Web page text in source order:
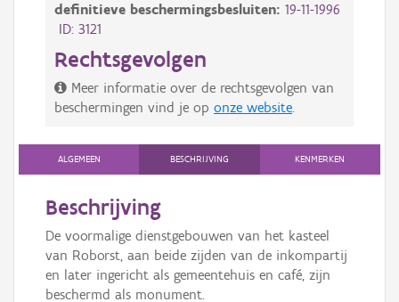
definitieve beschermingsbesluiten: 19-11-1996
ID: 3121
Rechtsgevolgen
Meer informatie over de rechtsgevolgen van
beschermingen vind je op onze website.
ALGEMEEN BESCHRIJVING KENMERKEN
Beschrijving
De voormalige dienstgebouwen van het kasteel
van Roborst, aan beide zijden van de inkompartij
en later ingericht als gemeentehuis en café, zijn
beschermd als monument.